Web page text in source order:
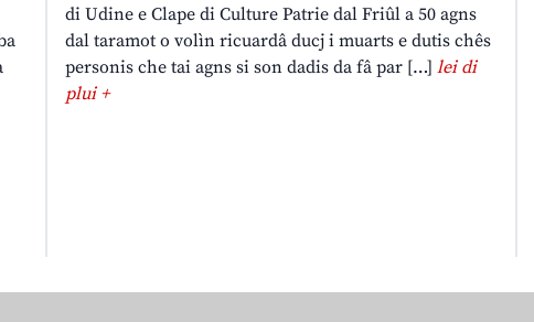
di Udine e Clape di Culture Patrie dal Friûl a 50 agns
dal taramot o volìn ricuardâ ducj i muarts e dutis chês
personis che tai agns si son dadis da fâ par […] lei di
plui +